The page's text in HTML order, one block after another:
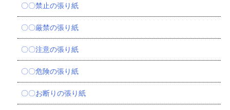
〇〇禁止の張り紙
〇〇厳禁の張り紙
〇〇注意の張り紙
〇〇危険の張り紙
〇〇お断りの張り紙